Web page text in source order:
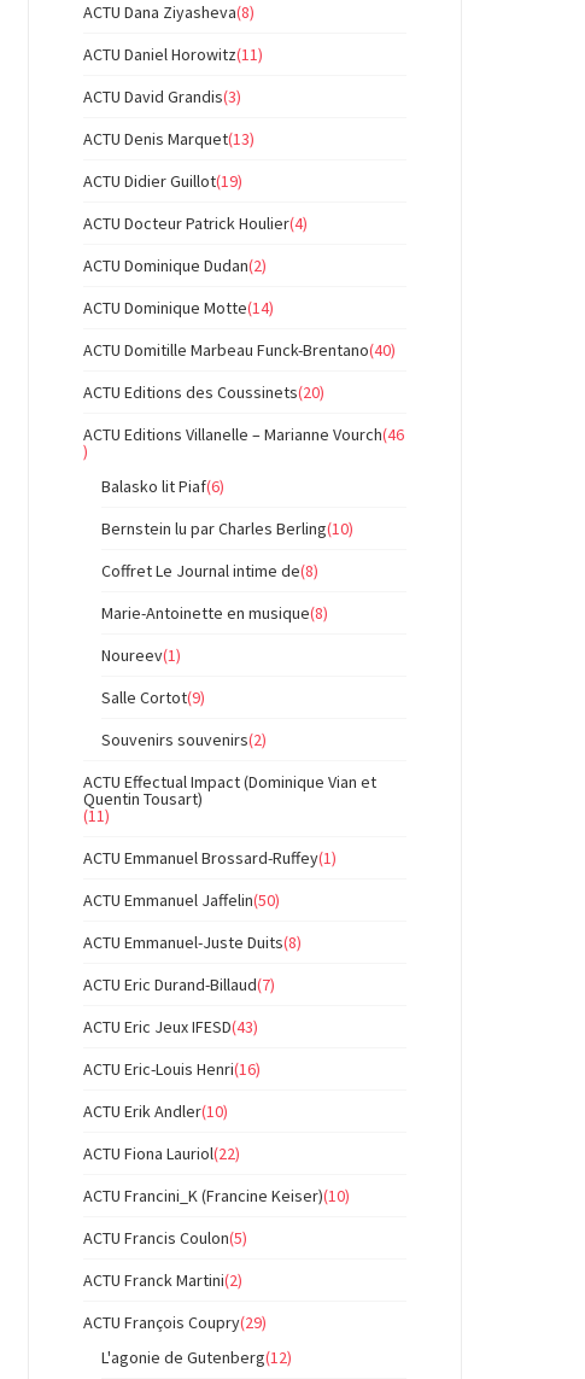
ACTU Dana Ziyasheva(8)
ACTU Daniel Horowitz(11)
ACTU David Grandis(3)
ACTU Denis Marquet(13)
ACTU Didier Guillot(19)
ACTU Docteur Patrick Houlier(4)
ACTU Dominique Dudan(2)
ACTU Dominique Motte(14)
ACTU Domitille Marbeau Funck-Brentano(40)
ACTU Editions des Coussinets(20)
ACTU Editions Villanelle – Marianne Vourch(46
)
Balasko lit Piaf(6)
Bernstein lu par Charles Berling(10)
Coffret Le Journal intime de(8)
Marie-Antoinette en musique(8)
Noureev(1)
Salle Cortot(9)
Souvenirs souvenirs(2)
ACTU Effectual Impact (Dominique Vian et
Quentin Tousart)
(11)
ACTU Emmanuel Brossard-Ruffey(1)
ACTU Emmanuel Jaffelin(50)
ACTU Emmanuel-Juste Duits(8)
ACTU Eric Durand-Billaud(7)
ACTU Eric Jeux IFESD(43)
ACTU Eric-Louis Henri(16)
ACTU Erik Andler(10)
ACTU Fiona Lauriol(22)
ACTU Francini_K (Francine Keiser)(10)
ACTU Francis Coulon(5)
ACTU Franck Martini(2)
ACTU François Coupry(29)
L'agonie de Gutenberg(12)